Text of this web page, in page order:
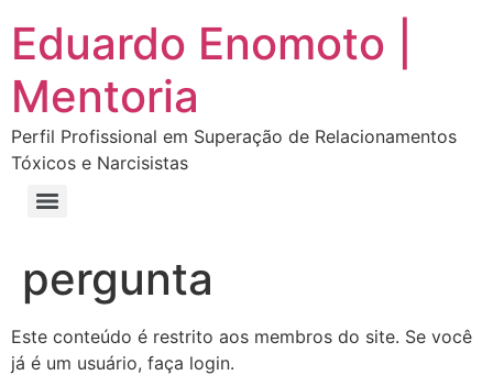
Eduardo Enomoto |
Mentoria
Perfil Profissional em Superação de Relacionamentos
Tóxicos e Narcisistas
pergunta
Este conteúdo é restrito aos membros do site. Se você
já é um usuário, faça login.